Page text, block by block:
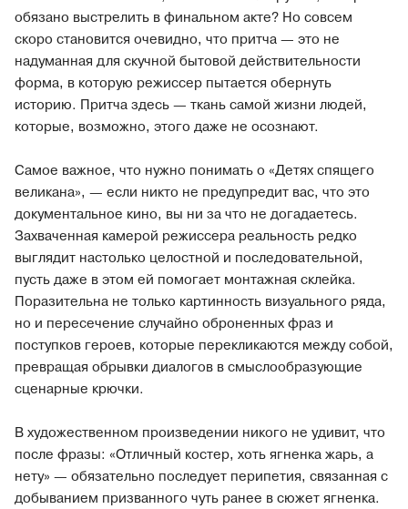
обязано выстрелить в финальном акте? Но совсем
скоро становится очевидно, что притча — это не
надуманная для скучной бытовой действительности
форма, в которую режиссер пытается обернуть
историю. Притча здесь — ткань самой жизни людей,
которые, возможно, этого даже не осознают.
Самое важное, что нужно понимать о «Детях спящего
великана», — если никто не предупредит вас, что это
документальное кино, вы ни за что не догадаетесь.
Захваченная камерой режиссера реальность редко
выглядит настолько целостной и последовательной,
пусть даже в этом ей помогает монтажная склейка.
Поразительна не только картинность визуального ряда,
но и пересечение случайно оброненных фраз и
поступков героев, которые перекликаются между собой,
превращая обрывки диалогов в смыслообразующие
сценарные крючки.
В художественном произведении никого не удивит, что
после фразы: «Отличный костер, хоть ягненка жарь, а
нету» — обязательно последует перипетия, связанная с
добыванием призванного чуть ранее в сюжет ягненка.